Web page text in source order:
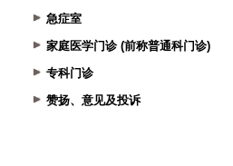
急症室
家庭医学门诊 (前称普通科门诊)
专科门诊
赞扬、意见及投诉